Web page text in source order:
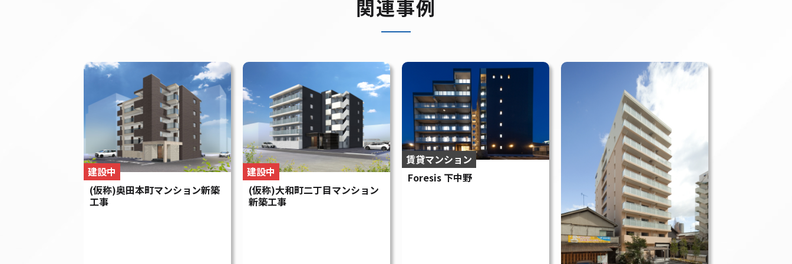
関連事例
建設中
(仮称)奥田本町マンション新築
工事
建設中
(仮称)大和町二丁目マンション
新築工事
賃貸マンション
Foresis 下中野